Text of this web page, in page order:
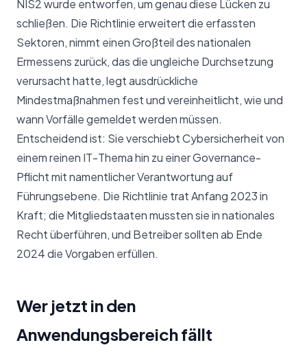
NIS2 wurde entworfen, um genau diese Lücken zu
schließen. Die Richtlinie erweitert die erfassten
Sektoren, nimmt einen Großteil des nationalen
Ermessens zurück, das die ungleiche Durchsetzung
verursacht hatte, legt ausdrückliche
Mindestmaßnahmen fest und vereinheitlicht, wie und
wann Vorfälle gemeldet werden müssen.
Entscheidend ist: Sie verschiebt Cybersicherheit von
einem reinen IT-Thema hin zu einer Governance-
Pflicht mit namentlicher Verantwortung auf
Führungsebene. Die Richtlinie trat Anfang 2023 in
Kraft; die Mitgliedstaaten mussten sie in nationales
Recht überführen, und Betreiber sollten ab Ende
2024 die Vorgaben erfüllen.
Wer jetzt in den
Anwendungsbereich fällt